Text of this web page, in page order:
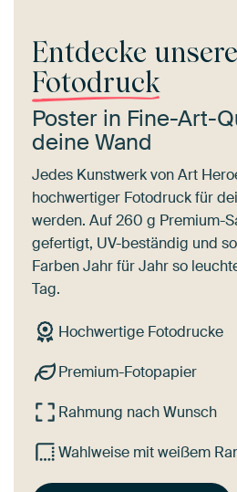
Entdecke
Fotodruck
Poster in Fine-Art-
deine Wand
Jedes Kunstwerk von Art
hochwertiger Fotodruck für
werden. Auf 260 g Premium-
gefertigt, UV-beständig und
Farben Jahr für Jahr so
Tag.
Hochwertige Fotodrucke
Premium-Fotopapier
Rahmung nach Wunsch
Wahlweise mit weißem